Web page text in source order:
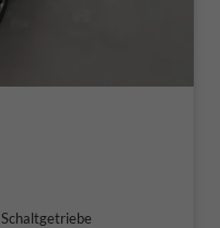
Schaltgetriebe